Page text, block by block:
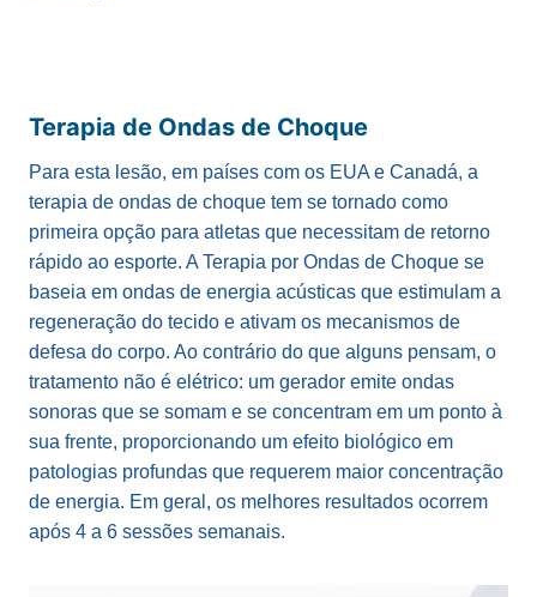
Terapia de Ondas de Choque
Para esta lesão, em países com os EUA e Canadá, a
terapia de ondas de choque tem se tornado como
primeira opção para atletas que necessitam de retorno
rápido ao esporte. A Terapia por Ondas de Choque se
baseia em ondas de energia acústicas que estimulam a
regeneração do tecido e ativam os mecanismos de
defesa do corpo. Ao contrário do que alguns pensam, o
tratamento não é elétrico: um gerador emite ondas
sonoras que se somam e se concentram em um ponto à
sua frente, proporcionando um efeito biológico em
patologias profundas que requerem maior concentração
de energia. Em geral, os melhores resultados ocorrem
após 4 a 6 sessões semanais.